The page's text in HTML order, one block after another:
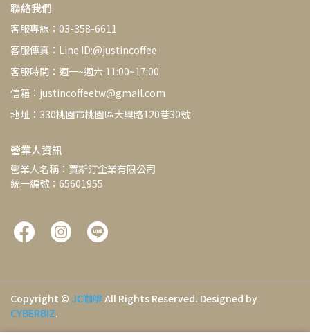
聯絡我們
客服專線：03-358-6611
客服傳真：Line ID:@justincoffee
客服時間：週一~週六 11:00~17:00
信箱：justincoffeetw@gmail.com
地址：330桃園市桃園區大興路120巷30號
營業人資訊
營業人名稱：賈斯汀企業有限公司
統一編號：65601955
Copyright © JC咖啡All Rights Reserved. Designed by
CYBERBIZ.